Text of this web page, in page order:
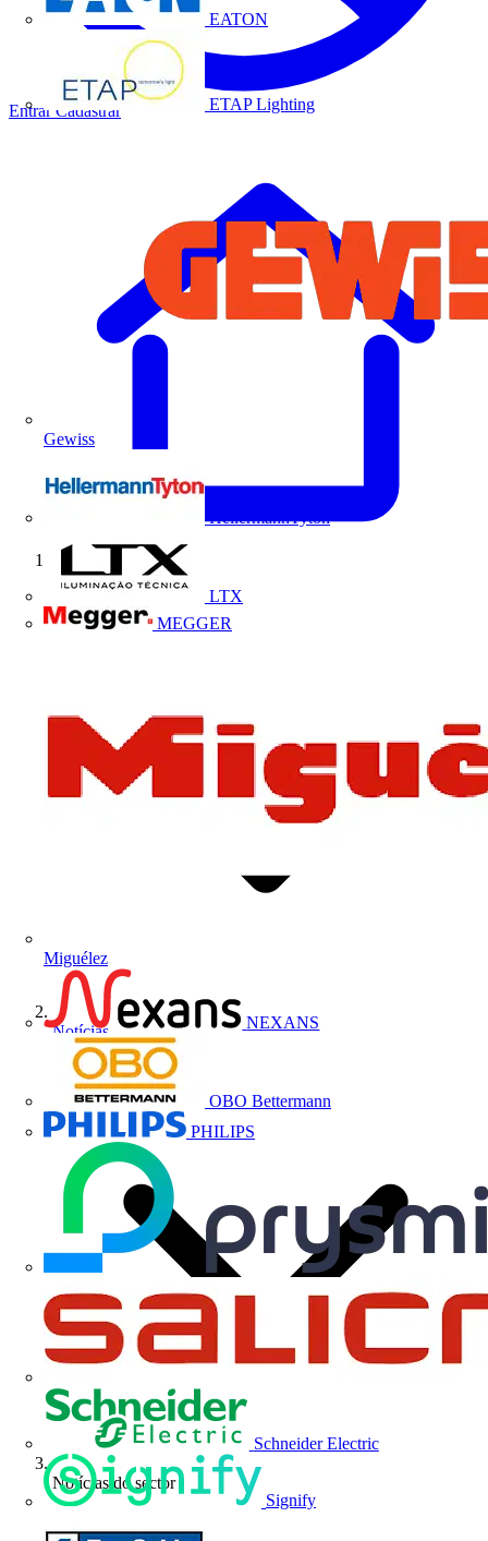
EATON
ETAP Lighting
Gewiss
HellermannTyton
LTX
MEGGER
Miguélez
NEXANS
OBO Bettermann
PHILIPS
Schneider Electric
Signify
Entrar Cadastrar
Início
Notícias
Notícias do sector